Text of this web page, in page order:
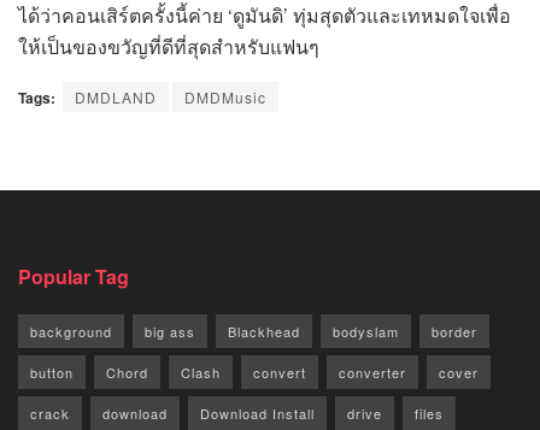
ได้ว่าคอนเสิร์ตครั้งนี้ค่าย ‘ดูมันดิ’ ทุ่มสุดตัวและเทหมดใจเพื่อ
ให้เป็นของขวัญที่ดีที่สุดสำหรับแฟนๆ
Tags: DMDLAND DMDMusic
Popular Tag
background big ass Blackhead bodyslam border
button Chord Clash convert converter cover
crack download Download Install drive files